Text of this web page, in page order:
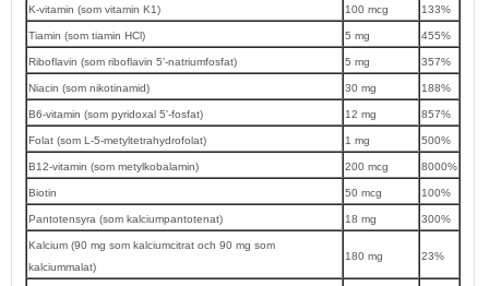
K-vitamin (som vitamin K1) 100 mcg 133%
Tiamin (som tiamin HCl) 5 mg 455%
Riboflavin (som riboflavin 5'-natriumfosfat) 5 mg 357%
Niacin (som nikotinamid) 30 mg 188%
B6-vitamin (som pyridoxal 5'-fosfat) 12 mg 857%
Folat (som L-5-metyltetrahydrofolat) 1 mg 500%
B12-vitamin (som metylkobalamin) 200 mcg 8000%
Biotin 50 mcg 100%
Pantotensyra (som kalciumpantotenat) 18 mg 300%
Kalcium (90 mg som kalciumcitrat och 90 mg som
kalciummalat)
180 mg 23%